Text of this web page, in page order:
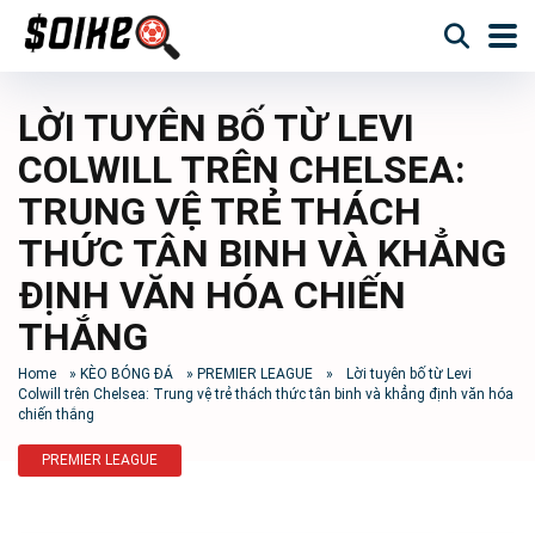
LỜI TUYÊN BỐ TỪ LEVI
COLWILL TRÊN CHELSEA:
TRUNG VỆ TRẺ THÁCH
THỨC TÂN BINH VÀ KHẲNG
ĐỊNH VĂN HÓA CHIẾN
THẮNG
Home » KÈO BÓNG ĐÁ » PREMIER LEAGUE »
Lời tuyên bố từ Levi
Colwill trên Chelsea: Trung vệ trẻ thách thức tân binh và khẳng định văn hóa
chiến thắng
PREMIER LEAGUE